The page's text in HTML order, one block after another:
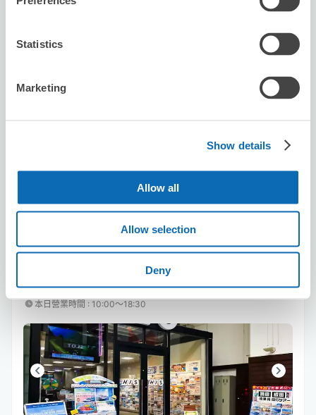
Statistics
Marketing
Show details
Allow all
Allow selection
Deny
預約此店舖
HIS Sendai Main store
本日營業時間 : 10:00〜18:30